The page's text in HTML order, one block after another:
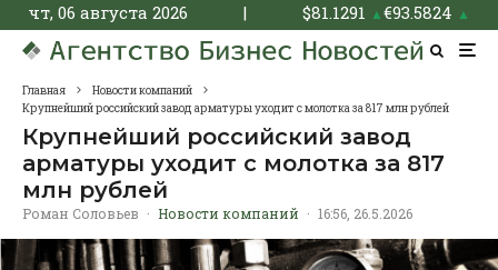
чт, 06 августа 2026 | $81.1291 ▲€93.5824 ▲
Главная
Новости компаний
Крупнейший российский завод арматуры уходит с молотка за 817 млн рублей
Крупнейший российский завод
арматуры уходит с молотка за 817
млн рублей
Роман Соловьев · Новости компаний · 16:56, 26.5.2026